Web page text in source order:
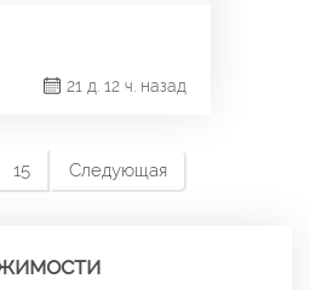
21 д. 12 ч. назад
15 Следующая